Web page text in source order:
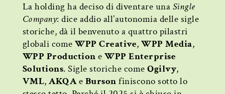
La holding ha deciso di diventare una Single
Company: dice addio all’autonomia delle sigle
storiche, dà il benvenuto a quattro pilastri
globali comeWPP Creative,WPP Media,
WPP Production eWPP Enterprise
Solutions. Sigle storiche comeOgilvy,
VML,AKQAe Burson finiscono sotto lo